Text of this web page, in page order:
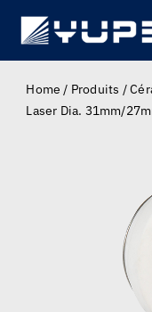
Home / Produits /
Laser Dia. 31mm/